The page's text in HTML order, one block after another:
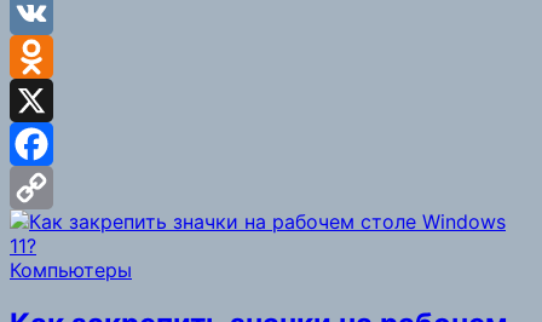
Viber
VK
Odnoklassniki
X
Facebook
Copy
Link
Компьютеры